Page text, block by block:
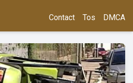
Contact Tos DMCA